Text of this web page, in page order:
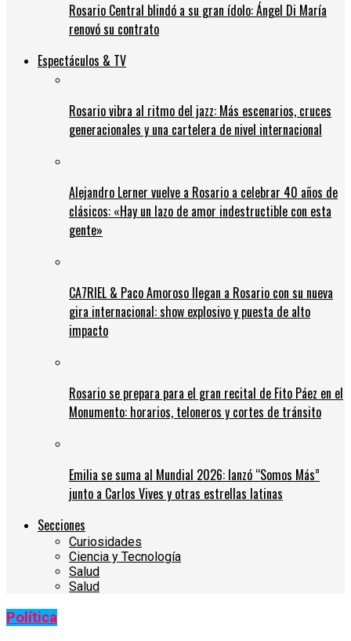
Rosario Central blindó a su gran ídolo: Ángel Di María
renovó su contrato
Espectáculos & TV
Rosario vibra al ritmo del jazz: Más escenarios, cruces
generacionales y una cartelera de nivel internacional
Alejandro Lerner vuelve a Rosario a celebrar 40 años de
clásicos: «Hay un lazo de amor indestructible con esta
gente»
CA7RIEL & Paco Amoroso llegan a Rosario con su nueva
gira internacional: show explosivo y puesta de alto
impacto
Rosario se prepara para el gran recital de Fito Páez en el
Monumento: horarios, teloneros y cortes de tránsito
Emilia se suma al Mundial 2026: lanzó “Somos Más”
junto a Carlos Vives y otras estrellas latinas
Secciones
Curiosidades
Ciencia y Tecnología
Salud
Salud
Política